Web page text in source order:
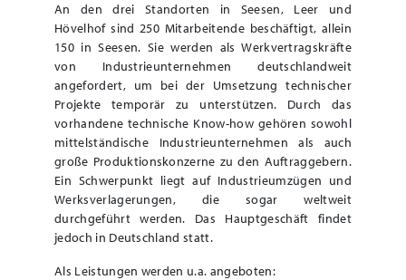
An den drei Standorten in Seesen, Leer und
Hövelhof sind 250 Mitarbeitende beschäftigt, allein
150 in Seesen. Sie werden als Werkvertragskräfte
von Industrieunternehmen deutschlandweit
angefordert, um bei der Umsetzung technischer
Projekte temporär zu unterstützen. Durch das
vorhandene technische Know-how gehören sowohl
mittelständische Industrieunternehmen als auch
große Produktionskonzerne zu den Auftraggebern.
Ein Schwerpunkt liegt auf Industrieumzügen und
Werksverlagerungen, die sogar weltweit
durchgeführt werden. Das Hauptgeschäft findet
jedoch in Deutschland statt.
Als Leistungen werden u.a. angeboten: